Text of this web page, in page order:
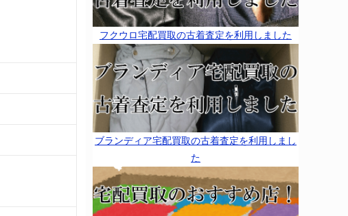
フクウロ宅配買取の古着査定を利用しました
ブランディア宅配買取の古着査定を利用しまし
た